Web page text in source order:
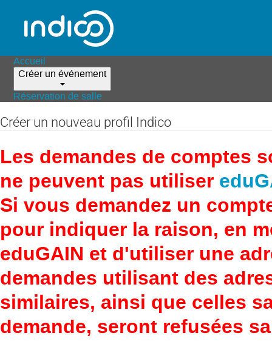
Accueil
Créer un événement
Réservation de salle
Créer un nouveau profil Indico
Les demandes de comptes
ne peuvent pas utiliser
Si vous demandez un
pour indiquer la raison, en
eduGAIN et d'utiliser une
demandes utilisant des
similaires, ainsi que celles
demande, seront refusées